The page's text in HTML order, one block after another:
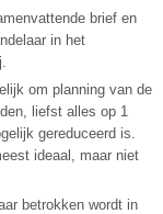
brief en
in het
om planning van de
liefst alles op 1
gereduceerd is.
ideaal, maar niet
betrokken wordt in